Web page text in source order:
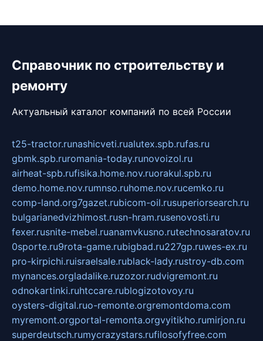
Справочник по строительству и
ремонту
Актуальный каталог компаний по всей России
t25-tractor.runashicveti.rualutex.spb.rufas.ru
gbmk.spb.ruromania-today.runovoizol.ru
airheat-spb.rufisika.home.nov.ruorakul.spb.ru
demo.home.nov.rumnso.ruhome.nov.rucemko.ru
comp-land.org7gazet.rubicom-oil.rusuperiorsearch.ru
bulgarianedvizhimost.rusn-hram.rusenovosti.ru
fexer.rusnite-mebel.ruanamvkusno.rutechnosaratov.ru
0sporte.ru9rota-game.rubigbad.ru227gp.ruwes-ex.ru
pro-kirpichi.ruisraelsale.rublack-lady.rustroy-db.com
mynances.orgladalike.ruzozor.rudvigremont.ru
odnokartinki.ruhtccare.rublogizotovoy.ru
oysters-digital.ruo-remonte.orgremontdoma.com
myremont.orgportal-remonta.orgvyitikho.rumirjon.ru
superdeutsch.rumycrazystars.rufilosofyfree.com